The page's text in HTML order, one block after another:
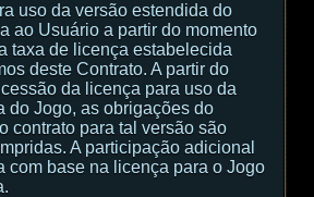
uso da versão estendida do
ao Usuário a partir do momento
taxa de licença estabelecida
deste Contrato. A partir do
da licença para uso da
do Jogo, as obrigações do
contrato para tal versão são
A participação adicional
com base na licença para o Jogo